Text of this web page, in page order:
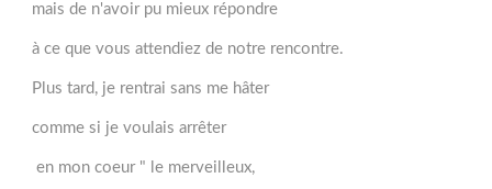
mais de n'avoir pu mieux répondre
à ce que vous attendiez de notre rencontre.
Plus tard, je rentrai sans me hâter
comme si je voulais arrêter
en mon coeur " le merveilleux,